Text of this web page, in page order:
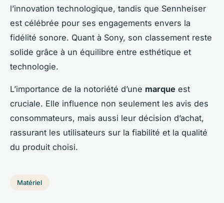
l’innovation technologique, tandis que Sennheiser
est célébrée pour ses engagements envers la
fidélité sonore. Quant à Sony, son classement reste
solide grâce à un équilibre entre esthétique et
technologie.
L’importance de la notoriété d’une marque est
cruciale. Elle influence non seulement les avis des
consommateurs, mais aussi leur décision d’achat,
rassurant les utilisateurs sur la fiabilité et la qualité
du produit choisi.
Matériel